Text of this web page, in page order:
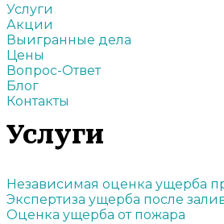
Услуги
Акции
Выигранные дела
Цены
Вопрос-Ответ
Блог
Контакты
Услуги
Независимая оценка ущерба
Экспертиза ущерба после
Оценка ущерба от пожара